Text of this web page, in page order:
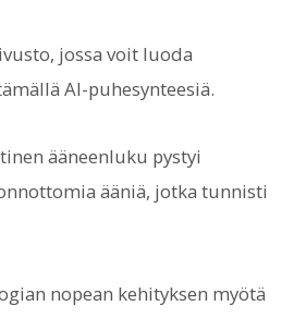
jossa voit luoda
AI-puhesynteesiä.
ääneenluku pystyi
ääniä, jotka tunnisti
nopean kehityksen myötä